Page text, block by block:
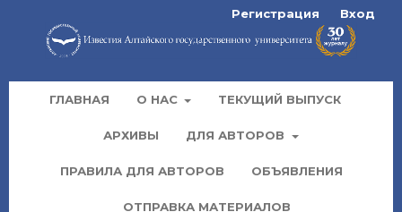
ГЛАВНАЯ О НАС ТЕКУЩИЙ ВЫПУСК
АРХИВЫ ДЛЯ АВТОРОВ
ПРАВИЛА ДЛЯ АВТОРОВ ОБЪЯВЛЕНИЯ
ОТПРАВКА МАТЕРИАЛОВ
Регистрация Вход